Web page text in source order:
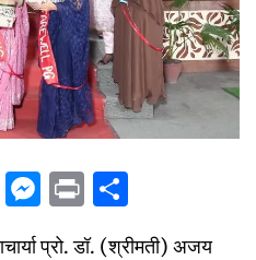
Copy
Link
Messenger
Print
प्रो. डॉ. (श्रीमती) अजय